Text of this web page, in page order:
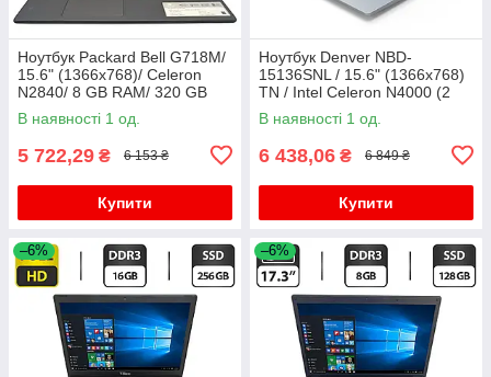
Ноутбук Packard Bell G718M/
15.6" (1366x768)/ Celeron
N2840/ 8 GB RAM/ 320 GB
HDD/ HD
В наявності 1 од.
5 722,29 ₴ 6 153 ₴
Купити
Ноутбук Denver NBD-
15136SNL / 15.6" (1366x768)
TN / Intel Celeron N4000 (2
ядра по 1.1 - 2.6 GHz) / 4 GB
DDR4 / 128 GB SSD M.2 /
В наявності 1 од.
6 438,06 ₴ 6 849 ₴
Купити
–6% –6%